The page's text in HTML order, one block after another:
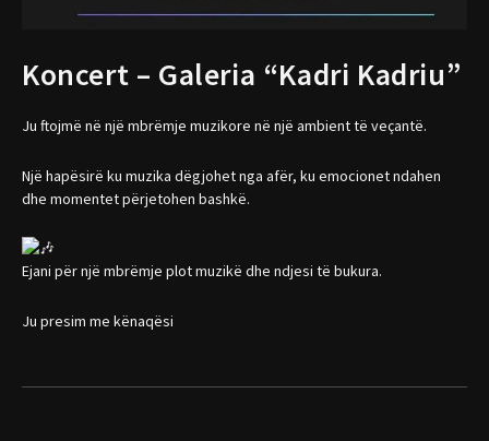
Koncert – Galeria “Kadri Kadriu”
Ju ftojmë në një mbrëmje muzikore në një ambient të veçantë.
Një hapësirë ku muzika dëgjohet nga afër, ku emocionet ndahen
dhe momentet përjetohen bashkë.
Ejani për një mbrëmje plot muzikë dhe ndjesi të bukura.
Ju presim me kënaqësi